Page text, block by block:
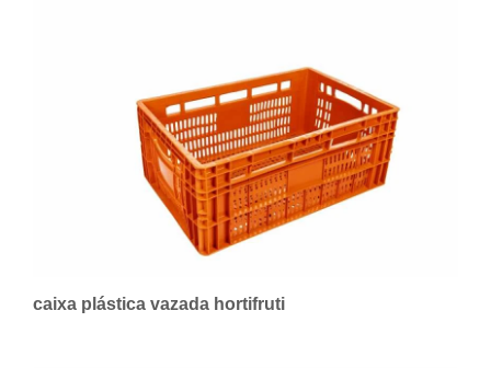
caixa plástica vazada hortifruti